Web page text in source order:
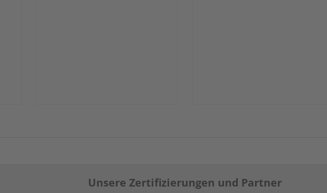
Unsere Zertifizierungen und Partner